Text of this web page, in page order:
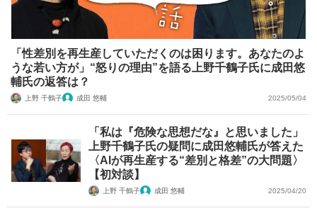
「性差別を再生産していただくのは困ります。あなたのよ
うな若い方が」“怒りの理由”を語る上野千鶴子氏に成田悠
輔氏の返答は？
上野 千鶴子 成田 悠輔 2025/05/04
「私は『危険な思想だな』と思いました」
上野千鶴子氏の疑問に成田悠輔氏が答えた
〈AIが再生産する“差別と格差”の大問題〉
【初対談】
上野 千鶴子 成田 悠輔 2025/04/20